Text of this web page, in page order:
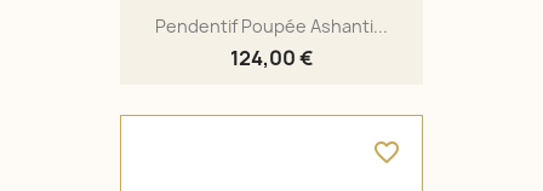
Pendentif Poupée Ashanti...
124,00 €
favorite_border